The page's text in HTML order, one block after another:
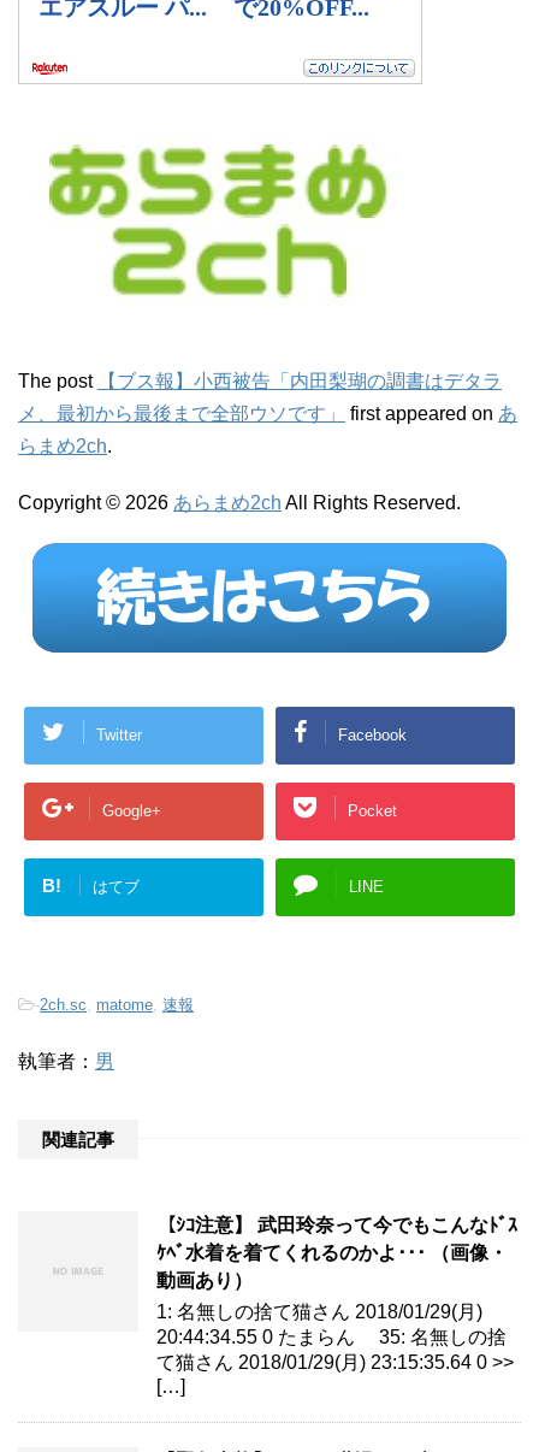
The post
【ブス報】小西被告「内田梨瑚の調書はデタラ
メ、最初から最後まで全部ウソです」
first appeared on あ
らまめ2ch.
Copyright © 2026 あらまめ2ch All Rights Reserved.
Twitter Facebook
Google+ Pocket
B! はてブ LINE
-2ch.sc matome 速報
執筆者： 男
関連記事
【ｼｺ注意】 武田玲奈って今でもこんなﾄﾞｽ
ｹﾍﾞ水着を着てくれるのかよ･･･ （画像・
動画あり）
1: 名無しの捨て猫さん 2018/01/29(月)
20:44:34.55 0 たまらん 35: 名無しの捨
て猫さん 2018/01/29(月) 23:15:35.64 0 >>
[…]